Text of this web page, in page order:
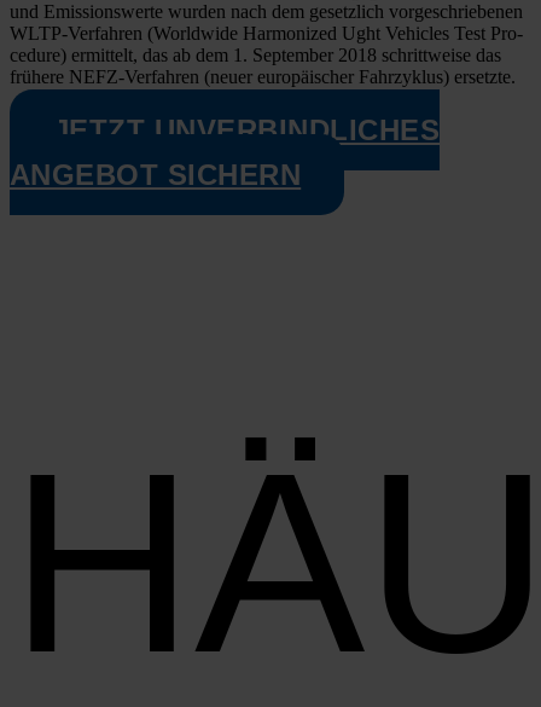
und Emis­si­ons­wer­te wur­den nach dem gesetz­lich vor­ge­schrie­be­nen
WLTP-Ver­­­fah­­ren (World­wi­de Har­mo­ni­zed Ught Vehic­les Test Pro­
ce­du­re) ermit­telt, das ab dem 1. Sep­tem­ber 2018 schritt­wei­se das
frü­he­re NEFZ-Ver­­­fah­­ren (neu­er euro­päi­scher Fahr­zy­klus) ersetz­te.
JETZT UNVERBINDLICHES
ANGEBOT SICHERN